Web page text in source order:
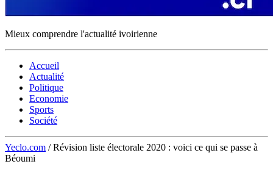
Mieux comprendre l'actualité ivoirienne
Accueil
Actualité
Politique
Economie
Sports
Société
Yeclo.com / Révision liste électorale 2020 : voici ce qui se passe à
Béoumi